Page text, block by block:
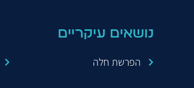
נושאים עיקריים
הפרשת חלה